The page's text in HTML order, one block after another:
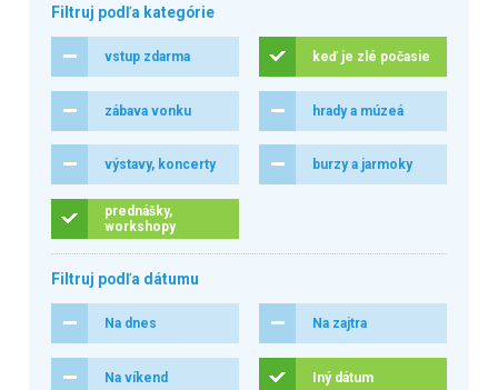
Filtruj podľa kategórie
vstup zdarma keď je zlé počasie
zábava vonku hrady a múzeá
výstavy, koncerty burzy a jarmoky
prednášky,
workshopy
Filtruj podľa dátumu
Na dnes Na zajtra
Na víkend Iný dátum